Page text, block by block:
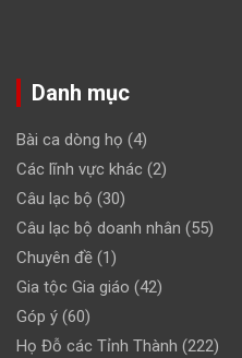
Danh mục
Bài ca dòng họ (4)
Các lĩnh vực khác (2)
Câu lạc bộ (30)
Câu lạc bộ doanh nhân (55)
Chuyên đề (1)
Gia tộc Gia giáo (42)
Góp ý (60)
Họ Đỗ các Tỉnh Thành (222)